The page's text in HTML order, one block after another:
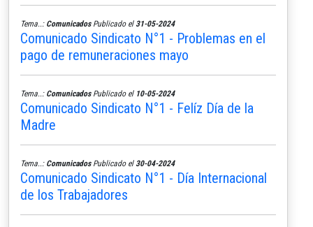
Tema..: ComunicadosPublicado el 31-05-2024
Comunicado Sindicato N°1 - Problemas en el
pago de remuneraciones mayo
Tema..: ComunicadosPublicado el 10-05-2024
Comunicado Sindicato N°1 - Felíz Día de la
Madre
Tema..: ComunicadosPublicado el 30-04-2024
Comunicado Sindicato N°1 - Día Internacional
de los Trabajadores